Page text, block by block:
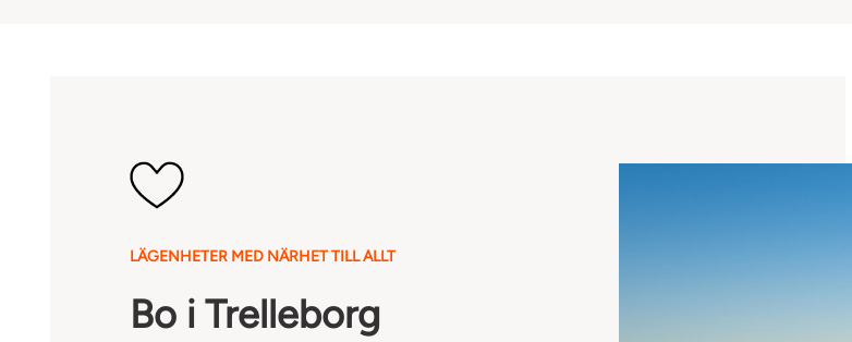
LÄGENHETER MED NÄRHET TILL ALLT
Bo i Trelleborg